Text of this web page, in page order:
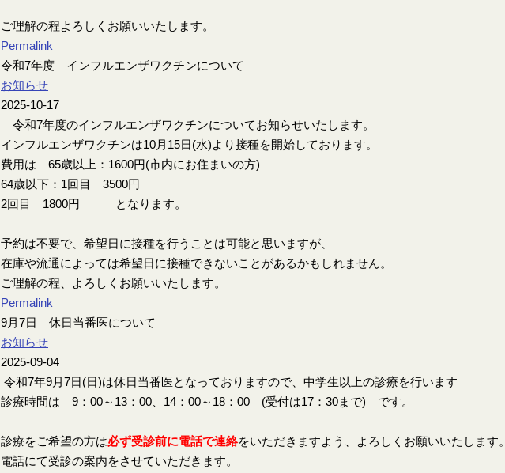
ご理解の程よろしくお願いいたします。
Permalink
令和7年度 インフルエンザワクチンについて
お知らせ
2025-10-17
令和7年度のインフルエンザワクチンについてお知らせいたします。
インフルエンザワクチンは10月15日(水)より接種を開始しております。
費用は 65歳以上：1600円(市内にお住まいの方)
64歳以下：1回目 3500円
2回目 1800円 となります。
予約は不要で、希望日に接種を行うことは可能と思いますが、
在庫や流通によっては希望日に接種できないことがあるかもしれません。
ご理解の程、よろしくお願いいたします。
Permalink
9月7日 休日当番医について
お知らせ
2025-09-04
令和7年9月7日(日)は休日当番医となっておりますので、中学生以上の診療を行います
診療時間は 9：00～13：00、14：00～18：00 (受付は17：30まで) です。
診療をご希望の方は必ず受診前に電話で連絡をいただきますよう、よろしくお願いいたします。
電話にて受診の案内をさせていただきます。